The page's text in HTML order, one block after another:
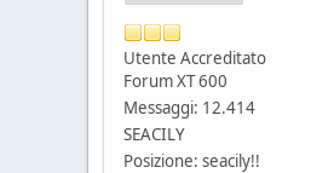
Utente Accreditato
Forum XT 600
Messaggi: 12.414
SEACILY
Posizione: seacily!!